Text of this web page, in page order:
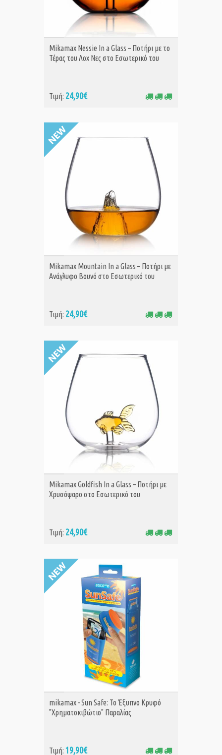
ΑΓΟΡΑ
Mikamax Nessie In a Glass – Ποτήρι με το
Τέρας του Λοχ Νες στο Εσωτερικό του
Τιμή: 24,90€
ΑΓΟΡΑ
Mikamax Mountain In a Glass – Ποτήρι με
Ανάγλυφο Βουνό στο Εσωτερικό του
Τιμή: 24,90€
ΑΓΟΡΑ
Mikamax Goldfish In a Glass – Ποτήρι με
Χρυσόψαρο στο Εσωτερικό του
Τιμή: 24,90€
ΑΓΟΡΑ
mikamax - Sun Safe: Το Έξυπνο Κρυφό
"Χρηματοκιβώτιο" Παραλίας
Τιμή: 19,90€